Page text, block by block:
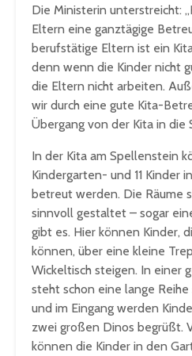
Die Ministerin unterstreicht:
Eltern eine ganztägige
berufstätige Eltern ist ein
denn wenn die Kinder nicht
die Eltern nicht arbeiten.
wir durch eine gute Kita-
Übergang von der Kita in die
In der Kita am Spellenstein
Kindergarten- und 11 Kinder
betreut werden. Die Räume
sinnvoll gestaltet – sogar
gibt es. Hier können Kinder,
können, über eine kleine
Wickeltisch steigen. In einer
steht schon eine lange
und im Eingang werden
zwei großen Dinos begrüßt.
können die Kinder in den